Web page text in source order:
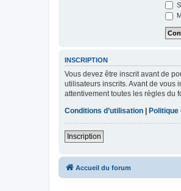
INSCRIPTION
Vous devez être inscrit avant de
utilisateurs inscrits. Avant de vous
attentivement toutes les règles du
Conditions d’utilisation
Inscription
Accueil du forum